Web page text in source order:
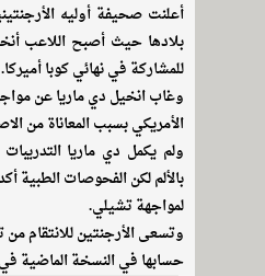
أعلنت صحيفة أوليه
بلادها حيث أصبح اللاعب
للمشاركة في نهائي كوبا أميركا.
الأمريكي بسبب المعاناة من
ولم يكمل دي ماريا
بالألم لكن الفحوصات الطبية
لمواجهة تشيلي.
وتسعى الأرجنتين للانتقام
حسابها في النسخة الماضية في